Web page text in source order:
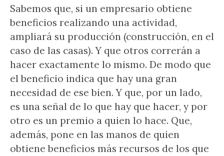
Sabemos que, si un empresario obtiene
beneficios realizando una actividad,
ampliará su producción (construcción, en el
caso de las casas). Y que otros correrán a
hacer exactamente lo mismo. De modo que
el beneficio indica que hay una gran
necesidad de ese bien. Y que, por un lado,
es una señal de lo que hay que hacer, y por
otro es un premio a quien lo hace. Que,
además, pone en las manos de quien
obtiene beneficios más recursos de los que